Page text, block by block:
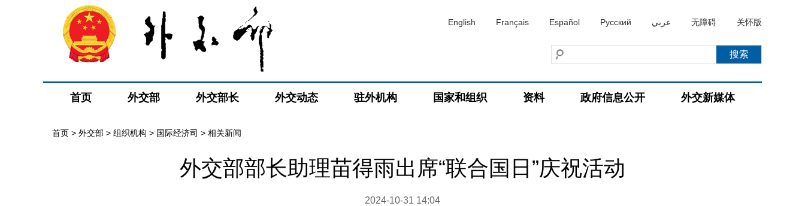
English Français Español Русский عربي 无障碍 关怀版
首页 外交部 外交部长 外交动态 驻外机构 国家和组织 资料 政府信息公开 外交新媒体
首页 > 外交部 > 组织机构 > 国际经济司 > 相关新闻
外交部部长助理苗得雨出席“联合国日”庆祝活动
2024-10-31 14:04